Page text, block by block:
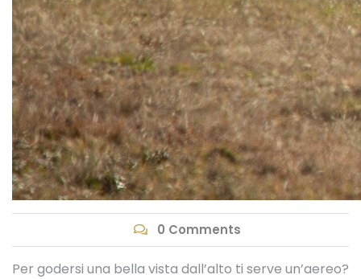
0 Comments
Per godersi una bella vista dall’alto ti serve un’aereo?